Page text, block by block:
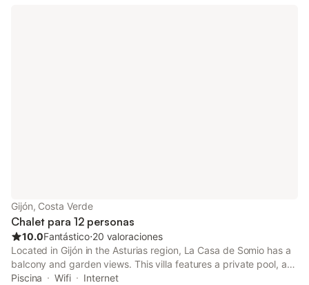
Gijón, Costa Verde
Chalet para 12 personas
10.0Fantástico⋅20 valoraciones
Located in Gijón in the Asturias region, La Casa de Somio has a
balcony and garden views. This villa features a private pool, a
garden, barbecue facilities, free WiFi and free private parking.
Piscina Wifi
Internet